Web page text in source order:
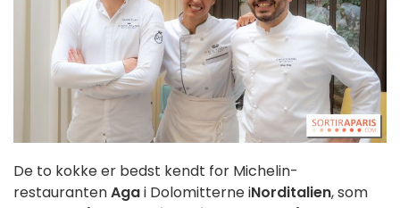
De to kokke er bedst kendt for Michelin-
restaurantenAgai Dolomitterne iNorditalien, som